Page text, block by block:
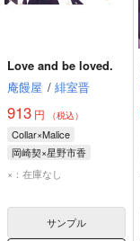
Love and be loved.
庵饅屋 / 緋室晋
913 円 （税込）
Collar×Malice
岡崎契×星野市香
岡崎契
星野市香
×：在庫なし
サンプル